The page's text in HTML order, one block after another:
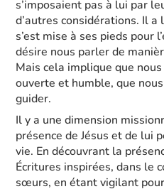
s’imposaient pas à lui par
d’autres considérations. Il
s’est mise à ses pieds pour
désire nous parler de
Mais cela implique que
ouverte et humble, que
guider.
Il y a une dimension
présence de Jésus et de lui
vie. En découvrant la
Écritures inspirées, dans le
sœurs, en étant vigilant